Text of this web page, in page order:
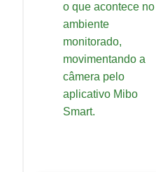
o que acontece no
ambiente
monitorado,
movimentando a
câmera pelo
aplicativo Mibo
Smart.